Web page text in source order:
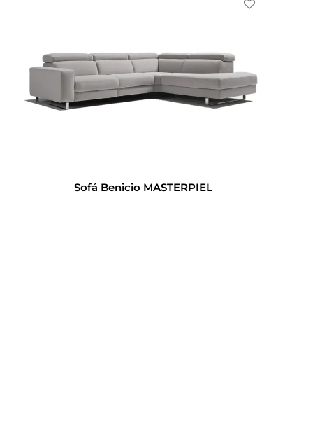
Sofá Benicio MASTERPIEL